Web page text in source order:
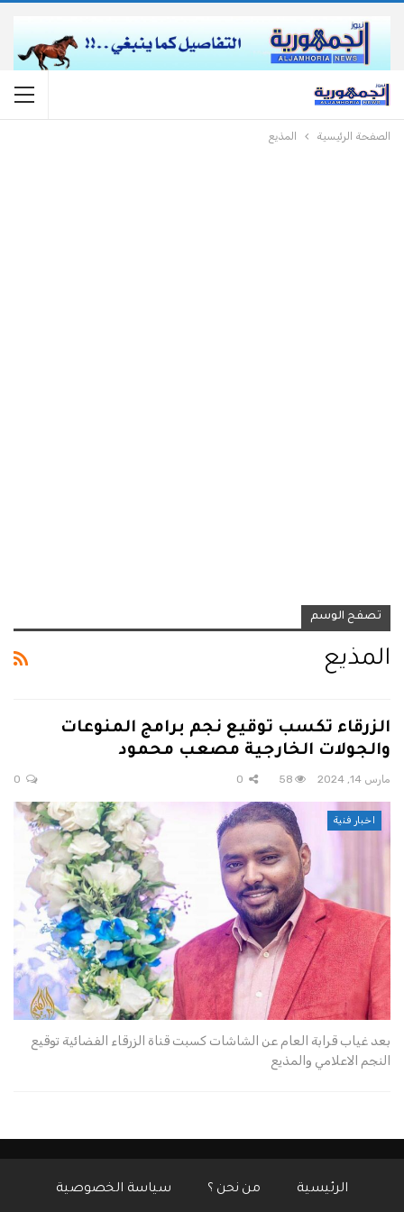
الصفحة الرئيسية المذيع
تصفح الوسم
المذيع
الزرقاء تكسب توقيع نجم برامج المنوعات
والجولات الخارجية مصعب محمود
مارس 14, 2024 58
اخبار فنية
بعد غياب قرابة العام عن الشاشات كسبت قناة الزرقاء الفضائية توقيع
النجم الاعلامي والمذيع
الرئيسية من نحن ؟ سياسة الخصوصية